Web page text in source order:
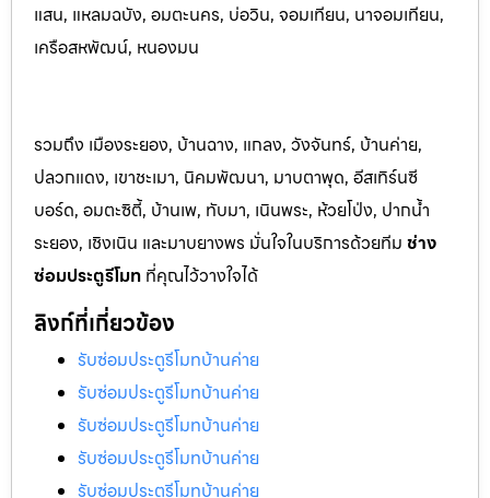
แสน, แหลมฉบัง, อมตะนคร, บ่อวิน, จอมเทียน, นาจอมเทียน,
เครือสหพัฒน์, หนองมน
รวมถึง เมืองระยอง, บ้านฉาง, แกลง, วังจันทร์, บ้านค่าย,
ปลวกแดง, เขาชะเมา, นิคมพัฒนา, มาบตาพุด, อีสเทิร์นซี
บอร์ด, อมตะซิตี้, บ้านเพ, ทับมา, เนินพระ, ห้วยโป่ง, ปากน้ำ
ระยอง, เชิงเนิน และมาบยางพร มั่นใจในบริการด้วยทีม ช่าง
ซ่อมประตูรีโมท ที่คุณไว้วางใจได้
ลิงก์ที่เกี่ยวข้อง
รับซ่อมประตูรีโมทบ้านค่าย
รับซ่อมประตูรีโมทบ้านค่าย
รับซ่อมประตูรีโมทบ้านค่าย
รับซ่อมประตูรีโมทบ้านค่าย
รับซ่อมประตูรีโมทบ้านค่าย